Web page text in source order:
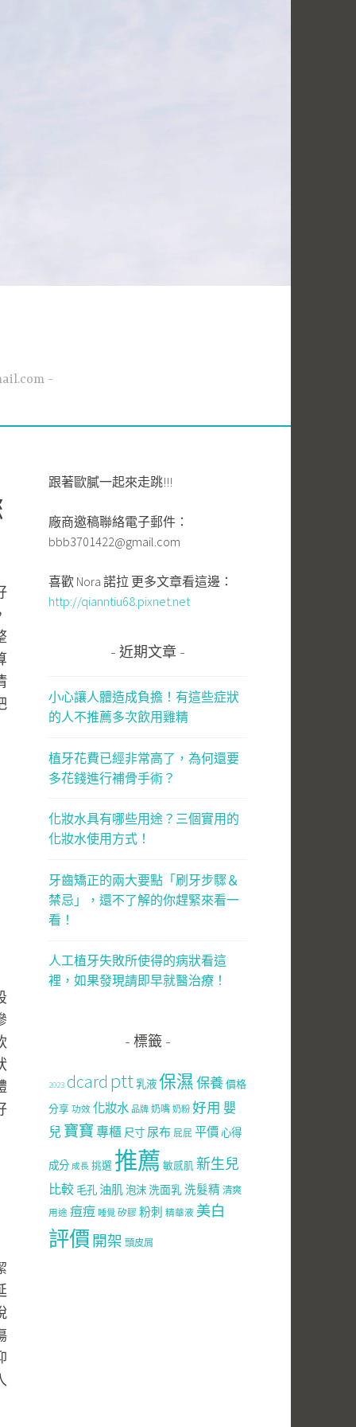
跟著歐膩一起來走跳!!!
廠商邀稿聯絡電子郵件：
bbb3701422@gmail.com
喜歡 Nora 諾拉 更多文章看這邊：
http://qianntiu68.pixnet.net
近期文章
小心讓人體造成負擔！有這些症狀
的人不推薦多次飲用雞精
植牙花費已經非常高了，為何還要
多花錢進行補骨手術？
化妝水具有哪些用途？三個實用的
化妝水使用方式！
牙齒矯正的兩大要點「刷牙步驟＆
禁忌」，還不了解的你趕緊來看一
看！
人工植牙失敗所使得的病狀看這
裡，如果發現請即早就醫治療！
標籤
2023 dcard ptt乳液保濕保養價格
分享 功效 化妝水 品牌 奶嘴 奶粉 好用 嬰
兒 寶寶 專櫃 尺寸 尿布 屁屁 平價心得
成分 成長 挑選 推薦 敏感肌 新生兒
比較 毛孔油肌泡沫 洗面乳洗髮精 清爽
用途 痘痘 睡覺 矽膠 粉刺 精華液 美白
評價 開架 頭皮屑